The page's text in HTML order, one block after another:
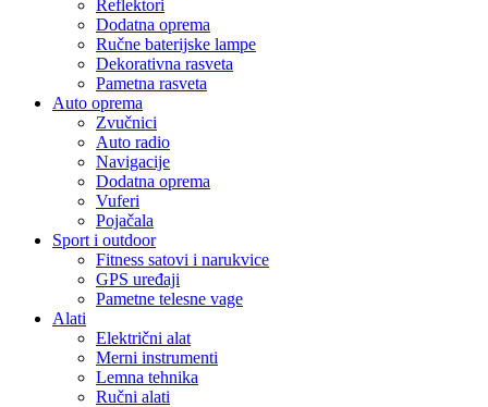
Reflektori
Dodatna oprema
Ručne baterijske lampe
Dekorativna rasveta
Pametna rasveta
Auto oprema
Zvučnici
Auto radio
Navigacije
Dodatna oprema
Vuferi
Pojačala
Sport i outdoor
Fitness satovi i narukvice
GPS uređaji
Pametne telesne vage
Alati
Električni alat
Merni instrumenti
Lemna tehnika
Ručni alati